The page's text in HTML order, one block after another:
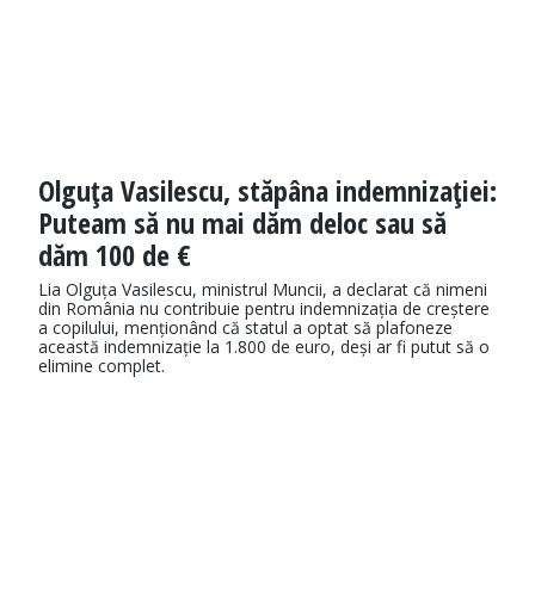
Olguţa Vasilescu, stăpâna indemnizaţiei:
Puteam să nu mai dăm deloc sau să
dăm 100 de €
Lia Olguța Vasilescu, ministrul Muncii, a declarat că nimeni
din România nu contribuie pentru indemnizația de creștere
a copilului, menționând că statul a optat să plafoneze
această indemnizație la 1.800 de euro, deși ar fi putut să o
elimine complet.